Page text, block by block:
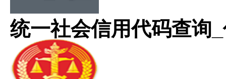
统一社会信用代码查询